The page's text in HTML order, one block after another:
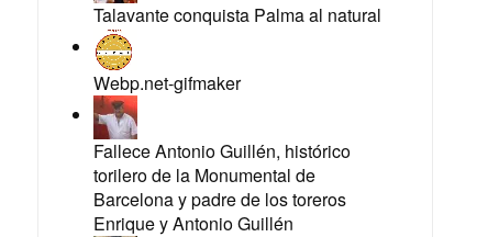
Talavante conquista Palma al natural
Webp.net-gifmaker
Fallece Antonio Guillén, histórico
torilero de la Monumental de
Barcelona y padre de los toreros
Enrique y Antonio Guillén